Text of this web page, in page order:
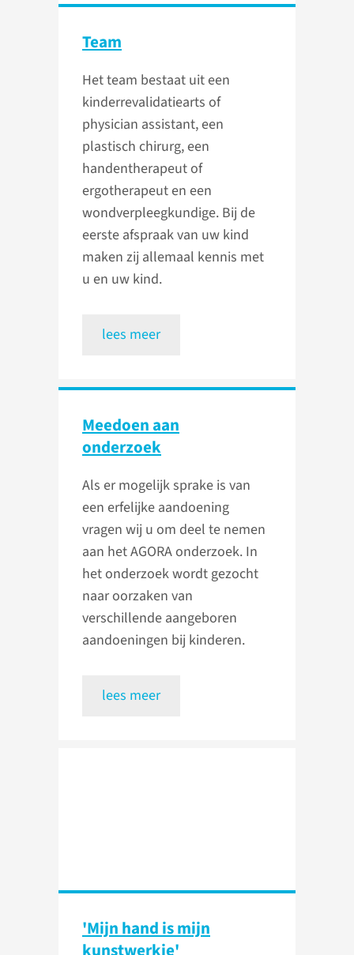
Team
Het team bestaat uit een
kinderrevalidatiearts of
physician assistant, een
plastisch chirurg, een
handentherapeut of
ergotherapeut en een
wondverpleegkundige. Bij de
eerste afspraak van uw kind
maken zij allemaal kennis met
u en uw kind.
lees meer
Meedoen aan
onderzoek
Als er mogelijk sprake is van
een erfelijke aandoening
vragen wij u om deel te nemen
aan het AGORA onderzoek. In
het onderzoek wordt gezocht
naar oorzaken van
verschillende aangeboren
aandoeningen bij kinderen.
lees meer
'Mijn hand is mijn